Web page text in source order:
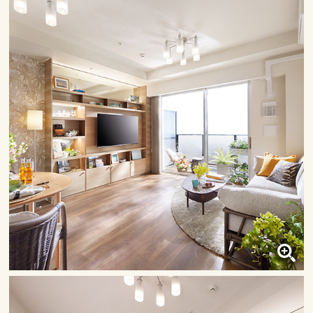
リビング・ダイニング・キッチン
クリックすると大きな画像で